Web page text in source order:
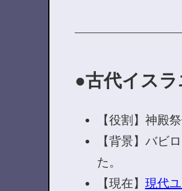
古代イスラ
【役割】神殿
【背景】バビ
た。
【現在】 現代